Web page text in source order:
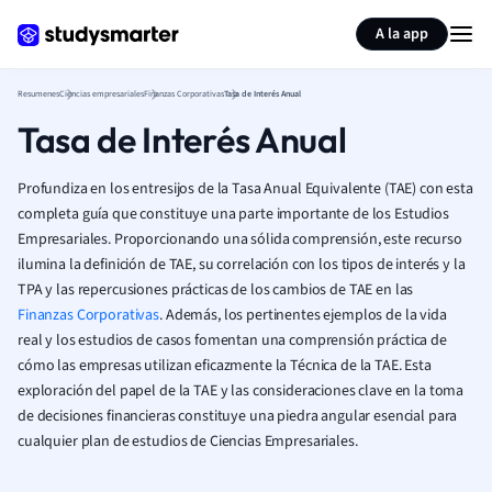
A la app
ResumenesCiencias empresarialesFinanzas CorporativasTasa de Interés Anual
Tasa de Interés Anual
Profundiza en los entresijos de la Tasa Anual Equivalente (TAE) con esta
completa guía que constituye una parte importante de los Estudios
Empresariales. Proporcionando una sólida comprensión, este recurso
ilumina la definición de TAE, su correlación con los tipos de interés y la
TPA y las repercusiones prácticas de los cambios de TAE en las
Finanzas Corporativas. Además, los pertinentes ejemplos de la vida
real y los estudios de casos fomentan una comprensión práctica de
cómo las empresas utilizan eficazmente la Técnica de la TAE. Esta
exploración del papel de la TAE y las consideraciones clave en la toma
de decisiones financieras constituye una piedra angular esencial para
cualquier plan de estudios de Ciencias Empresariales.
Resumir página